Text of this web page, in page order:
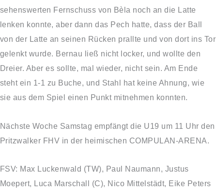
sehenswerten Fernschuss von Bèla noch an die Latte
lenken konnte, aber dann das Pech hatte, dass der Ball
von der Latte an seinen Rücken prallte und von dort ins Tor
gelenkt wurde. Bernau ließ nicht locker, und wollte den
Dreier. Aber es sollte, mal wieder, nicht sein. Am Ende
steht ein 1-1 zu Buche, und Stahl hat keine Ahnung, wie
sie aus dem Spiel einen Punkt mitnehmen konnten.
Nächste Woche Samstag empfängt die U19 um 11 Uhr den
Pritzwalker FHV in der heimischen COMPULAN-ARENA.
FSV: Max Luckenwald (TW), Paul Naumann, Justus
Moepert, Luca Marschall (C), Nico Mittelstädt, Eike Peters